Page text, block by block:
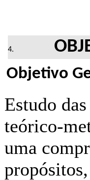
Objetivo
Estudo
teórico-
uma